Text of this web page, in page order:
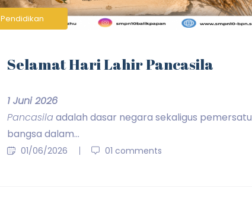
Pendidikan
Selamat Hari Lahir Pancasila
1 Juni 2026
Pancasila adalah dasar negara sekaligus pemersatu
bangsa dalam...
01/06/2026 01 comments